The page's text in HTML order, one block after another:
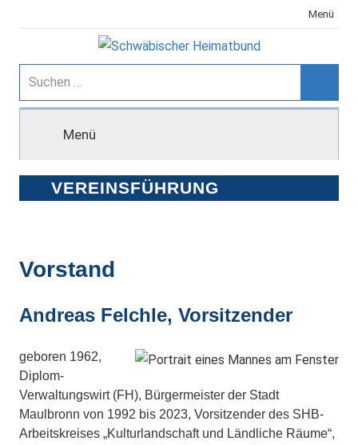
Inhalt
Menü
Schwäbischer
Heimatbund
Suchen
nach:
Menü
VEREINSFÜHRUNG
Vorstand
Andreas Felchle, Vorsitzender
geboren 1962,
Diplom-
Verwaltungswirt (FH), Bürgermeister der Stadt
Maulbronn von 1992 bis 2023, Vorsitzender des SHB-
Arbeitskreises „Kulturlandschaft und Ländliche Räume“,